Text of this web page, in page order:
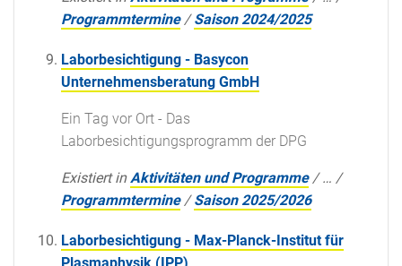
Programmtermine /Saison 2024/2025
Laborbesichtigung - Basycon
Unternehmensberatung GmbH
Ein Tag vor Ort - Das
Laborbesichtigungsprogramm der DPG
Existiert in Aktivitäten und Programme /… /
Programmtermine /Saison 2025/2026
Laborbesichtigung - Max-Planck-Institut für